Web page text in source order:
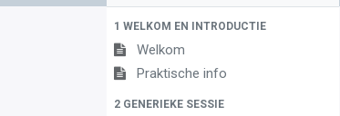
1 WELKOM EN INTRODUCTIE
Welkom
Praktische info
2 GENERIEKE SESSIE